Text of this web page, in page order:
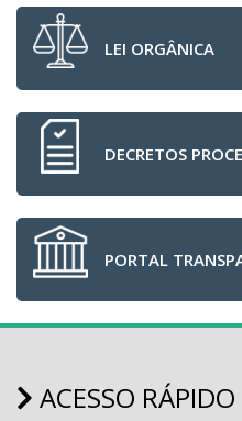
LEI ORGÂNICA
DECRETOS
PORTAL
ACESSO RÁPIDO